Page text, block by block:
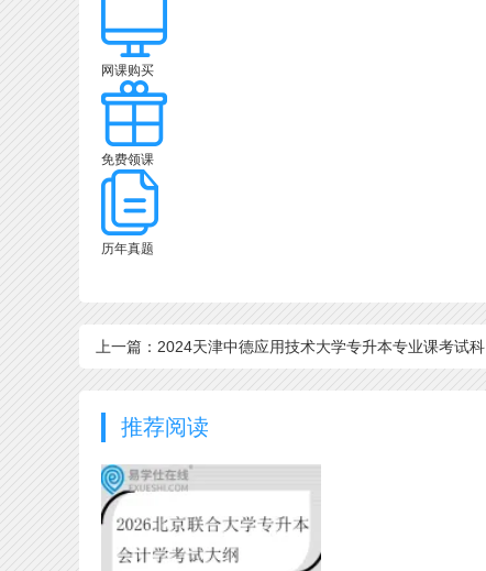
网课购买
免费领课
历年真题
上一篇：2024天津中德应用技术大学专升本专业课考试科
目、考试大纲更新！
推荐阅读